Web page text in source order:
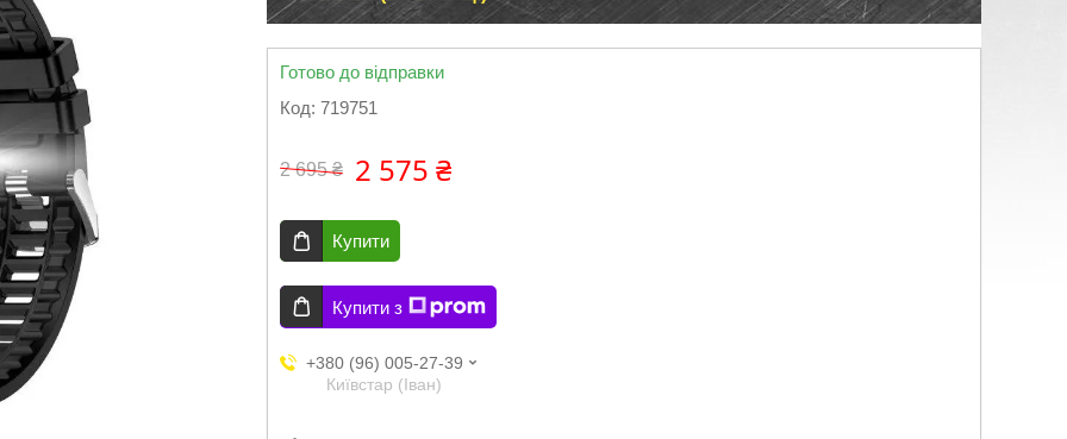
Готово до відправки
Код: 719751
2 695 ₴ 2 575 ₴
Купити
Купити з
+380 (96) 005-27-39
Київстар (Іван)